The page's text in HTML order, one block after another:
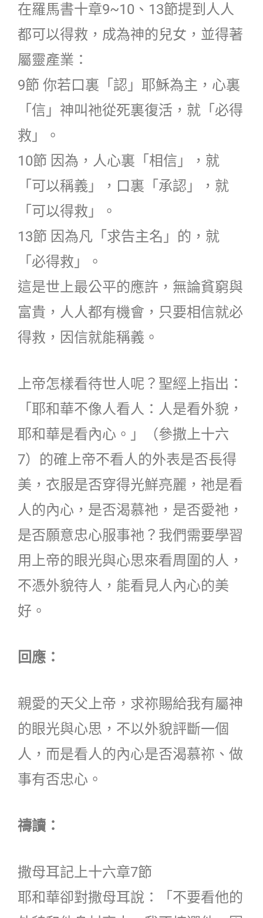
在羅馬書十章9~10、13節提到人人
都可以得救，成為神的兒女，並得著
屬靈產業：
9節 你若口裏「認」耶穌為主，心裏
「信」神叫祂從死裏復活，就「必得
救」。
10節 因為，人心裏「相信」，就
「可以稱義」，口裏「承認」，就
「可以得救」。
13節 因為凡「求告主名」的，就
「必得救」。
這是世上最公平的應許，無論貧窮與
富貴，人人都有機會，只要相信就必
得救，因信就能稱義。
上帝怎樣看待世人呢？聖經上指出：
「耶和華不像人看人：人是看外貌，
耶和華是看內心。」（參撒上十六
7）的確上帝不看人的外表是否長得
美，衣服是否穿得光鮮亮麗，祂是看
人的內心，是否渴慕祂，是否愛祂，
是否願意忠心服事祂？我們需要學習
用上帝的眼光與心思來看周圍的人，
不憑外貌待人，能看見人內心的美
好。
回應：
親愛的天父上帝，求祢賜給我有屬神
的眼光與心思，不以外貌評斷一個
人，而是看人的內心是否渴慕祢、做
事有否忠心。
禱讀：
撒母耳記上十六章7節
耶和華卻對撒母耳說：「不要看他的